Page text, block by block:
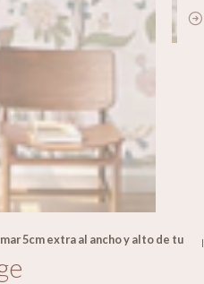
5cm extra al ancho y alto de tu |